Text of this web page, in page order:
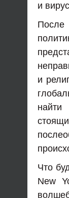
и
После
и
Что
New